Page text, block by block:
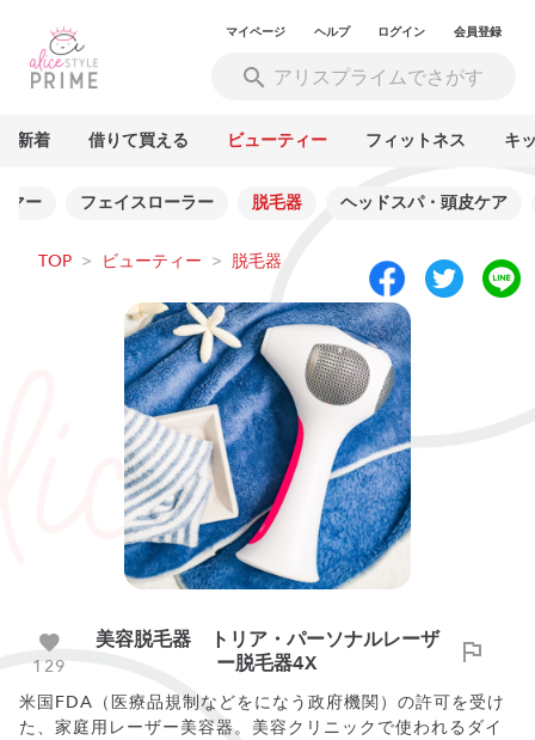
マイページ ヘルプ ログイン 会員登録
新着 借りて買える ビューティー フィットネス キ
マー フェイスローラー 脱毛器 ヘッドスパ・頭皮ケア
TOP > ビューティー > 脱毛器
129
美容脱毛器 トリア・パーソナルレーザ
ー脱毛器4X
米国FDA（医療品規制などをになう政府機関）の許可を受け
た、家庭用レーザー美容器。美容クリニックで使われるダイ